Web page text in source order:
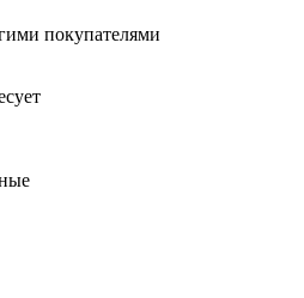
покупателями